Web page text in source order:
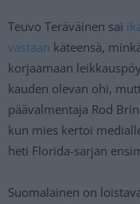
Teuvo Teräväinen sai
vastaan käteensä,
korjaamaan
kauden olevan ohi,
päävalmentaja Rod
kun mies kertoi
heti Florida-sarjan
Suomalainen on